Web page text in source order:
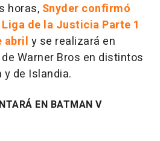
horas, Snyder confirmó
de la Justicia Parte 1
abril y se realizará en
Warner Bros en distintos
de Islandia.
EN BATMAN V